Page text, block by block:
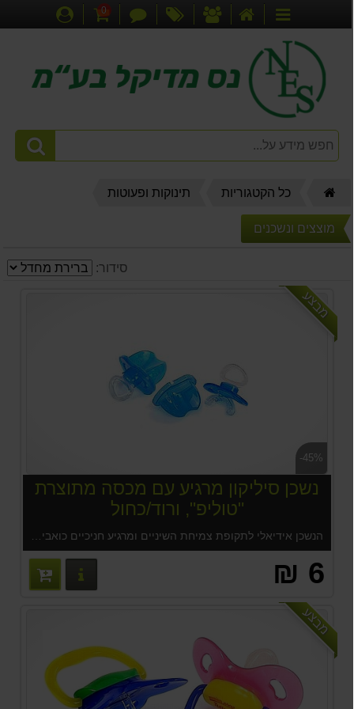
קטגוריות
אודותינומבצעים עגלת 0
כל הקטגוריות תינוקות ופעוטות
מוצצים ונשכנים
סידור:
מבצע
-45%
נשכן סיליקון מרגיע עם מכסה מתוצרת
"טוליפ", ורוד/כחול
6 ₪ פרטים
מבצע